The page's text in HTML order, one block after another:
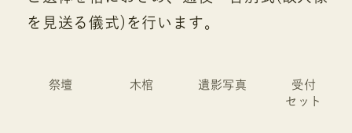
を見送る儀式)を行います。
祭壇 木棺 遺影写真
受付
セット